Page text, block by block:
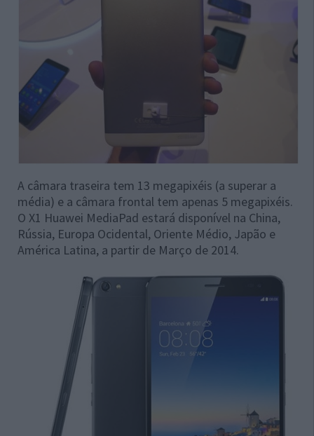
A câmara traseira tem 13 megapixéis (a superar a
média) e a câmara frontal tem apenas 5 megapixéis.
O X1 Huawei MediaPad estará disponível na China,
Rússia, Europa Ocidental, Oriente Médio, Japão e
América Latina, a partir de Março de 2014.